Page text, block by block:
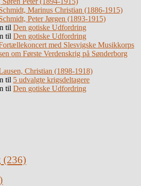
Marinus Christian (1886-1915)
Peter Jørgen (1893-1915)
til Den gotiske Udfordring
til Den gotiske Udfordring
med Slesvigske Musikkorps
om Første Verdenskrig på Sønderborg
Christian (1898-1918)
til 5 udvalgte krigsdeltagere
til Den gotiske Udfordring
(236)